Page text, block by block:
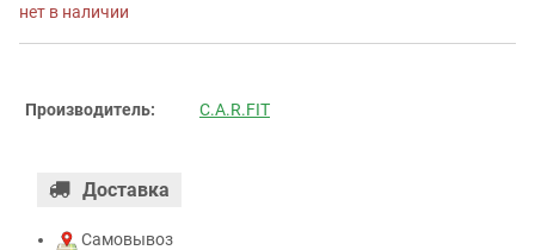
нет в наличии
Производитель: C.A.R.FIT
Доставка
Самовывоз